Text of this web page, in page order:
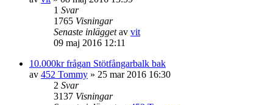
1 Svar
1765 Visningar
Senaste inläggetav vit
09 maj 2016 12:11
10.000kr frågan Stötfångarbalk bak
av 452 Tommy » 25 mar 2016 16:30
2 Svar
3137 Visningar